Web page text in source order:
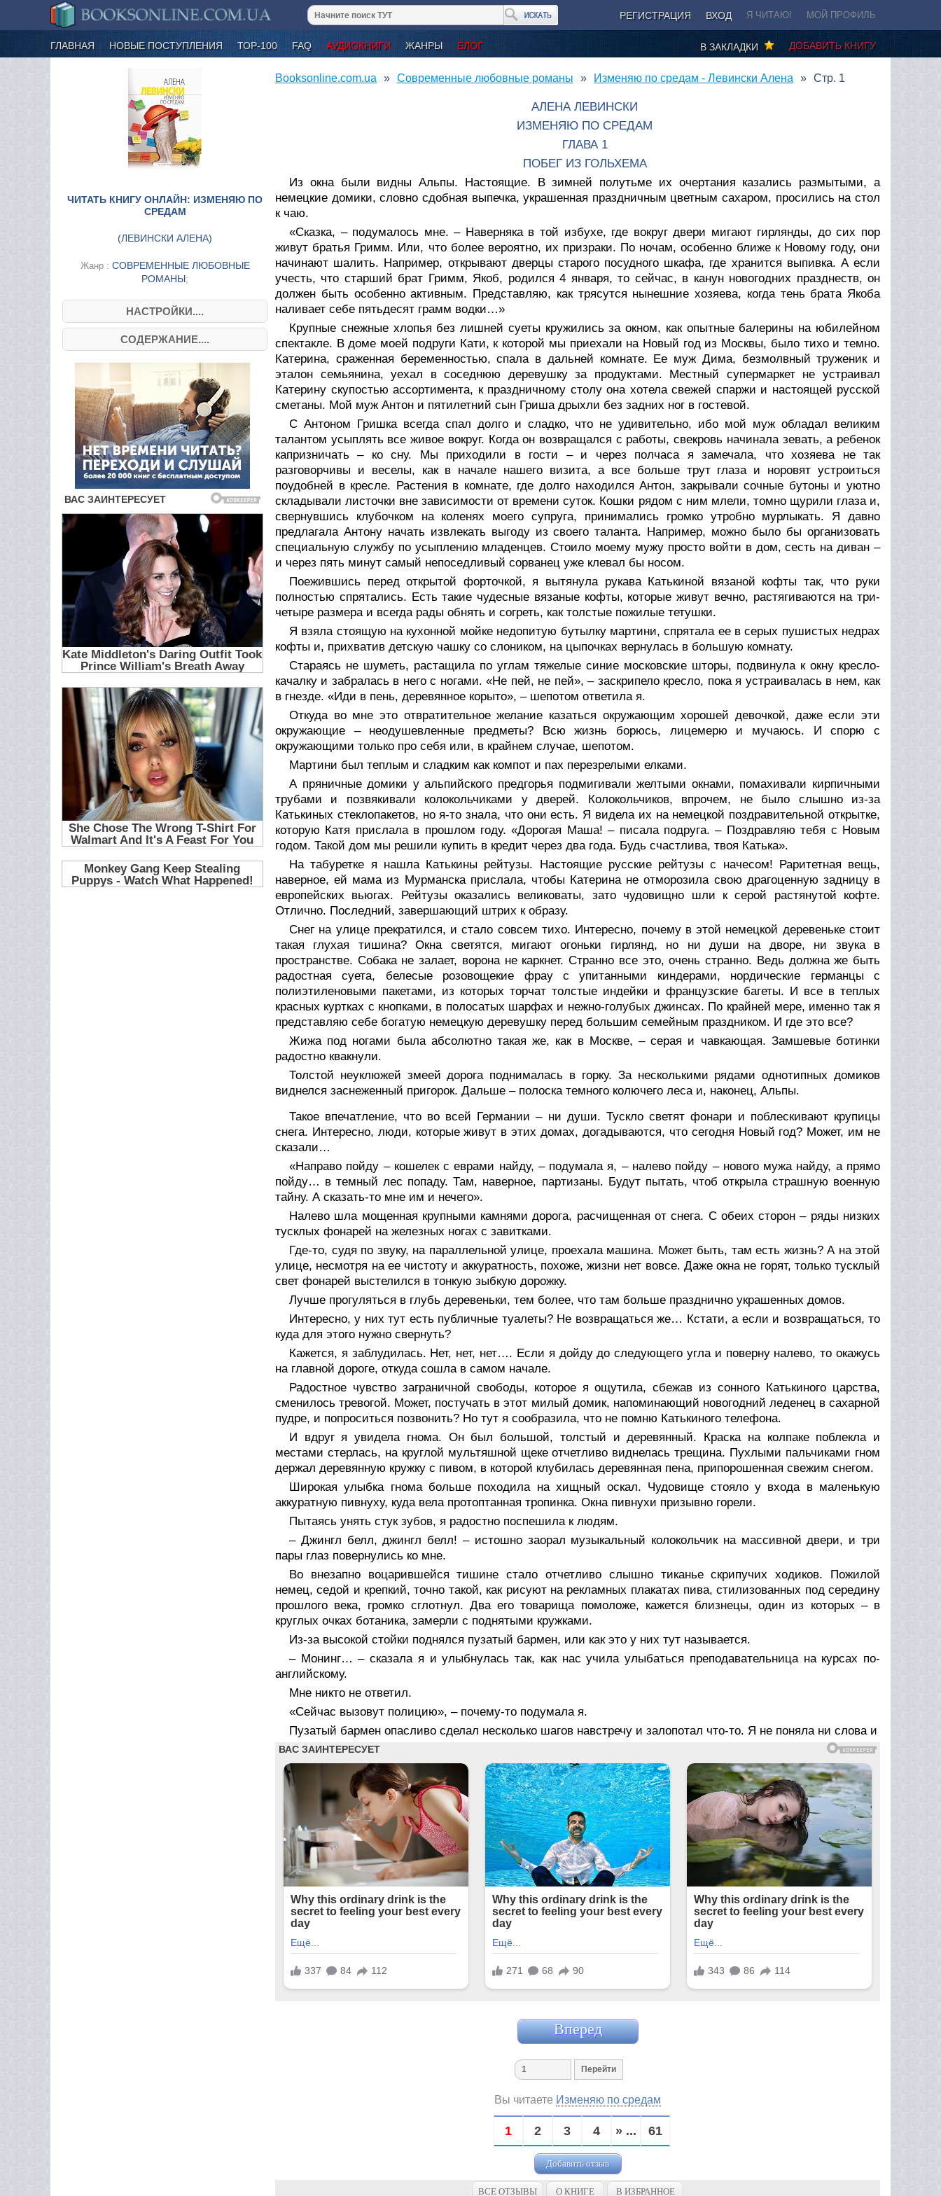
РЕГИСТРАЦИЯ ВХОД Я ЧИТАЮ! МОЙ ПРОФИЛЬ
ГЛАВНАЯ НОВЫЕ ПОСТУПЛЕНИЯ ТОР-100 FAQ АУДИОКНИГИ ЖАНРЫ БЛОГ ДОБАВИТЬ КНИГУ
В ЗАКЛАДКИ
ЧИТАТЬ КНИГУ ОНЛАЙН: ИЗМЕНЯЮ ПО
СРЕДАМ
(ЛЕВИНСКИ АЛЕНА)
Жанр : СОВРЕМЕННЫЕ ЛЮБОВНЫЕ
РОМАНЫ;
НАСТРОЙКИ....
СОДЕРЖАНИЕ....
Booksonline.com.ua Современные любовные романы Изменяю по средам - Левински Алена Стр. 1
АЛЕНА ЛЕВИНСКИ
ИЗМЕНЯЮ ПО СРЕДАМ
ГЛАВА 1
ПОБЕГ ИЗ ГОЛЬХЕМА
Из окна были видны Альпы. Настоящие. В зимней полутьме их очертания казались размытыми, а
немецкие домики, словно сдобная выпечка, украшенная праздничным цветным сахаром, просились на стол
к чаю.
«Сказка, – подумалось мне. – Наверняка в той избухе, где вокруг двери мигают гирлянды, до сих пор
живут братья Гримм. Или, что более вероятно, их призраки. По ночам, особенно ближе к Новому году, они
начинают шалить. Например, открывают дверцы старого посудного шкафа, где хранится выпивка. А если
учесть, что старший брат Гримм, Якоб, родился 4 января, то сейчас, в канун новогодних празднеств, он
должен быть особенно активным. Представляю, как трясутся нынешние хозяева, когда тень брата Якоба
наливает себе пятьдесят грамм водки…»
Крупные снежные хлопья без лишней суеты кружились за окном, как опытные балерины на юбилейном
спектакле. В доме моей подруги Кати, к которой мы приехали на Новый год из Москвы, было тихо и темно.
Катерина, сраженная беременностью, спала в дальней комнате. Ее муж Дима, безмолвный труженик и
эталон семьянина, уехал в соседнюю деревушку за продуктами. Местный супермаркет не устраивал
Катерину скупостью ассортимента, к праздничному столу она хотела свежей спаржи и настоящей русской
сметаны. Мой муж Антон и пятилетний сын Гриша дрыхли без задних ног в гостевой.
С Антоном Гришка всегда спал долго и сладко, что не удивительно, ибо мой муж обладал великим
талантом усыплять все живое вокруг. Когда он возвращался с работы, свекровь начинала зевать, а ребенок
капризничать – ко сну. Мы приходили в гости – и через полчаса я замечала, что хозяева не так
разговорчивы и веселы, как в начале нашего визита, а все больше трут глаза и норовят устроиться
поудобней в кресле. Растения в комнате, где долго находился Антон, закрывали сочные бутоны и уютно
складывали листочки вне зависимости от времени суток. Кошки рядом с ним млели, томно щурили глаза и,
свернувшись клубочком на коленях моего супруга, принимались громко утробно мурлыкать. Я давно
предлагала Антону начать извлекать выгоду из своего таланта. Например, можно было бы организовать
специальную службу по усыплению младенцев. Стоило моему мужу просто войти в дом, сесть на диван –
и через пять минут самый непоседливый сорванец уже клевал бы носом.
Поежившись перед открытой форточкой, я вытянула рукава Катькиной вязаной кофты так, что руки
полностью спрятались. Есть такие чудесные вязаные кофты, которые живут вечно, растягиваются на три-
четыре размера и всегда рады обнять и согреть, как толстые пожилые тетушки.
Я взяла стоящую на кухонной мойке недопитую бутылку мартини, спрятала ее в серых пушистых недрах
кофты и, прихватив детскую чашку со слоником, на цыпочках вернулась в большую комнату.
Стараясь не шуметь, растащила по углам тяжелые синие московские шторы, подвинула к окну кресло-
качалку и забралась в него с ногами. «Не пей, не пей», – заскрипело кресло, пока я устраивалась в нем, как
в гнезде. «Иди в пень, деревянное корыто», – шепотом ответила я.
Откуда во мне это отвратительное желание казаться окружающим хорошей девочкой, даже если эти
окружающие – неодушевленные предметы? Всю жизнь борюсь, лицемерю и мучаюсь. И спорю с
окружающими только про себя или, в крайнем случае, шепотом.
Мартини был теплым и сладким как компот и пах перезрелыми елками.
А пряничные домики у альпийского предгорья подмигивали желтыми окнами, помахивали кирпичными
трубами и позвякивали колокольчиками у дверей. Колокольчиков, впрочем, не было слышно из-за
Катькиных стеклопакетов, но я-то знала, что они есть. Я видела их на немецкой поздравительной открытке,
которую Катя прислала в прошлом году. «Дорогая Маша! – писала подруга. – Поздравляю тебя с Новым
годом. Такой дом мы решили купить в кредит через два года. Будь счастлива, твоя Катька».
На табуретке я нашла Катькины рейтузы. Настоящие русские рейтузы с начесом! Раритетная вещь,
наверное, ей мама из Мурманска прислала, чтобы Катерина не отморозила свою драгоценную задницу в
европейских вьюгах. Рейтузы оказались великоваты, зато чудовищно шли к серой растянутой кофте.
Отлично. Последний, завершающий штрих к образу.
Снег на улице прекратился, и стало совсем тихо. Интересно, почему в этой немецкой деревеньке стоит
такая глухая тишина? Окна светятся, мигают огоньки гирлянд, но ни души на дворе, ни звука в
пространстве. Собака не залает, ворона не каркнет. Странно все это, очень странно. Ведь должна же быть
радостная суета, белесые розовощекие фрау с упитанными киндерами, нордические германцы с
полиэтиленовыми пакетами, из которых торчат толстые индейки и французские багеты. И все в теплых
красных куртках с кнопками, в полосатых шарфах и нежно-голубых джинсах. По крайней мере, именно так я
представляю себе богатую немецкую деревушку перед большим семейным праздником. И где это все?
Жижа под ногами была абсолютно такая же, как в Москве, – серая и чавкающая. Замшевые ботинки
радостно квакнули.
Толстой неуклюжей змеей дорога поднималась в горку. За несколькими рядами однотипных домиков
виднелся заснеженный пригорок. Дальше – полоска темного колючего леса и, наконец, Альпы.
Такое впечатление, что во всей Германии – ни души. Тускло светят фонари и поблескивают крупицы
снега. Интересно, люди, которые живут в этих домах, догадываются, что сегодня Новый год? Может, им не
сказали…
«Направо пойду – кошелек с еврами найду, – подумала я, – налево пойду – нового мужа найду, а прямо
пойду… в темный лес попаду. Там, наверное, партизаны. Будут пытать, чтоб открыла страшную военную
тайну. А сказать-то мне им и нечего».
Налево шла мощенная крупными камнями дорога, расчищенная от снега. С обеих сторон – ряды низких
тусклых фонарей на железных ногах с завитками.
Где-то, судя по звуку, на параллельной улице, проехала машина. Может быть, там есть жизнь? А на этой
улице, несмотря на ее чистоту и аккуратность, похоже, жизни нет вовсе. Даже окна не горят, только тусклый
свет фонарей выстелился в тонкую зыбкую дорожку.
Лучше прогуляться в глубь деревеньки, тем более, что там больше празднично украшенных домов.
Интересно, у них тут есть публичные туалеты? Не возвращаться же… Кстати, а если и возвращаться, то
куда для этого нужно свернуть?
Кажется, я заблудилась. Нет, нет, нет…. Если я дойду до следующего угла и поверну налево, то окажусь
на главной дороге, откуда сошла в самом начале.
Радостное чувство заграничной свободы, которое я ощутила, сбежав из сонного Катькиного царства,
сменилось тревогой. Может, постучать в этот милый домик, напоминающий новогодний леденец в сахарной
пудре, и попроситься позвонить? Но тут я сообразила, что не помню Катькиного телефона.
И вдруг я увидела гнома. Он был большой, толстый и деревянный. Краска на колпаке поблекла и
местами стерлась, на круглой мультяшной щеке отчетливо виднелась трещина. Пухлыми пальчиками гном
держал деревянную кружку с пивом, в которой клубилась деревянная пена, припорошенная свежим снегом.
Широкая улыбка гнома больше походила на хищный оскал. Чудовище стояло у входа в маленькую
аккуратную пивнуху, куда вела протоптанная тропинка. Окна пивнухи призывно горели.
Пытаясь унять стук зубов, я радостно поспешила к людям.
– Джингл белл, джингл белл! – истошно заорал музыкальный колокольчик на массивной двери, и три
пары глаз повернулись ко мне.
Во внезапно воцарившейся тишине стало отчетливо слышно тиканье скрипучих ходиков. Пожилой
немец, седой и крепкий, точно такой, как рисуют на рекламных плакатах пива, стилизованных под середину
прошлого века, громко сглотнул. Два его товарища помоложе, кажется близнецы, один из которых – в
круглых очках ботаника, замерли с поднятыми кружками.
Из-за высокой стойки поднялся пузатый бармен, или как это у них тут называется.
– Монинг… – сказала я и улыбнулась так, как нас учила улыбаться преподавательница на курсах по-
английскому.
Мне никто не ответил.
«Сейчас вызовут полицию», – почему-то подумала я.
Пузатый бармен опасливо сделал несколько шагов навстречу и залопотал что-то. Я не поняла ни слова и
Вперед
Вы читаете Изменяю по средам
1 2 3 4 » ... 61
Добавить отзыв
ВСЕ ОТЗЫВЫ О КНИГЕ В ИЗБРАННОЕ